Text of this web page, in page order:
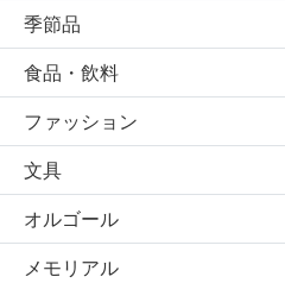
季節品
食品・飲料
ファッション
文具
オルゴール
メモリアル